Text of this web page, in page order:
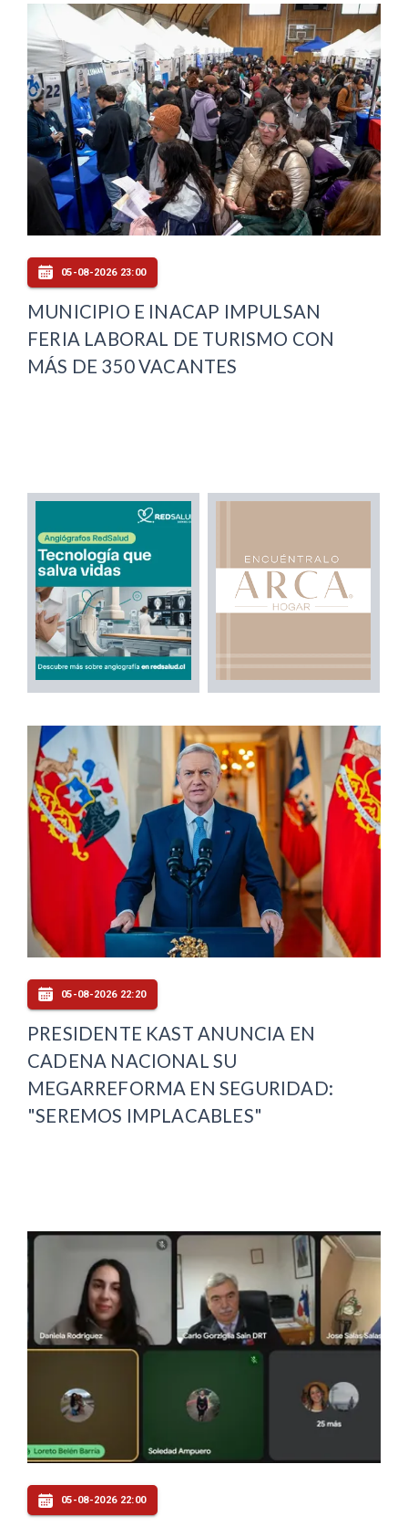
05-08-2026 23:00
MUNICIPIO E INACAP IMPULSAN
FERIA LABORAL DE TURISMO CON
MÁS DE 350 VACANTES
05-08-2026 22:20
PRESIDENTE KAST ANUNCIA EN
CADENA NACIONAL SU
MEGARREFORMA EN SEGURIDAD:
"SEREMOS IMPLACABLES"
05-08-2026 22:00